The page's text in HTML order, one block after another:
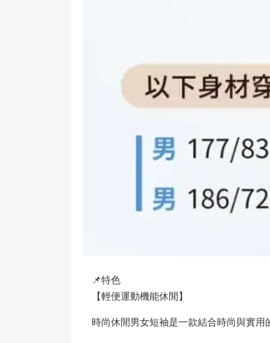
📌特色
【輕便運動機能休閒】
時尚休閒男女短袖是一款結合時尚與實